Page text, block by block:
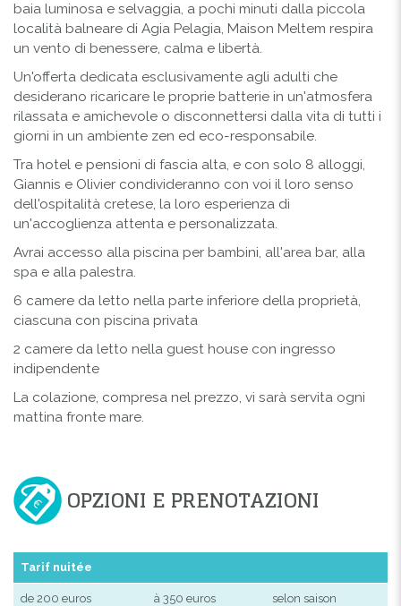
baia luminosa e selvaggia, a pochi minuti dalla piccola
località balneare di Agia Pelagia, Maison Meltem respira
un vento di benessere, calma e libertà.
Un'offerta dedicata esclusivamente agli adulti che
desiderano ricaricare le proprie batterie in un'atmosfera
rilassata e amichevole o disconnettersi dalla vita di tutti i
giorni in un ambiente zen ed eco-responsabile.
Tra hotel e pensioni di fascia alta, e con solo 8 alloggi,
Giannis e Olivier condivideranno con voi il loro senso
dell'ospitalità cretese, la loro esperienza di
un'accoglienza attenta e personalizzata.
Avrai accesso alla piscina per bambini, all'area bar, alla
spa e alla palestra.
6 camere da letto nella parte inferiore della proprietà,
ciascuna con piscina privata
2 camere da letto nella guest house con ingresso
indipendente
La colazione, compresa nel prezzo, vi sarà servita ogni
mattina fronte mare.
OPZIONI E PRENOTAZIONI
Tarif nuitée
de 200 euros à 350 euros selon saison